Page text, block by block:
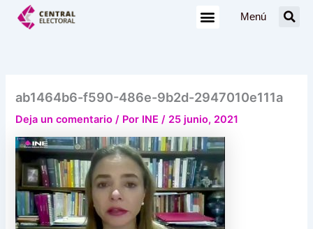
Menú
ab1464b6-f590-486e-9b2d-2947010e111a
Deja un comentario / Por INE/ 25 junio, 2021